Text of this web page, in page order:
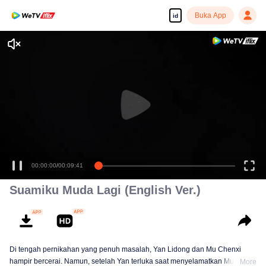
id Buka App
00:00:00/00:09:41
Suamiku Muda Lagi (English Ver.)
Di tengah pernikahan yang penuh masalah, Yan Lidong dan Mu Chenxi
hampir bercerai. Namun, setelah Yan terluka saat menyelamatkan Mu, iaMore